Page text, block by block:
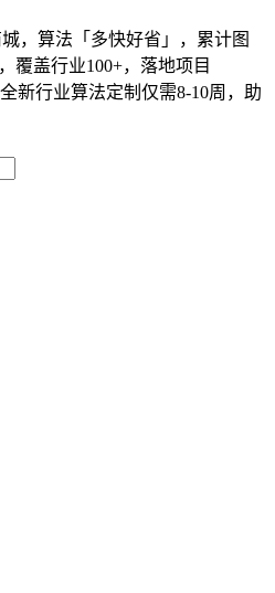
，算法「多快好省」，累计图
覆盖行业100+，落地项目
新行业算法定制仅需8-10周，助